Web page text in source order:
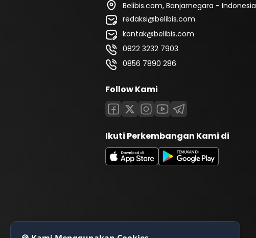
Belibis.com, Banjarnegara - Indonesia
redaksi@belibis.com
kontak@belibis.com
0822 3232 7903
0856 7890 286
Follow Kami
Ikuti Perkembangan Kami di